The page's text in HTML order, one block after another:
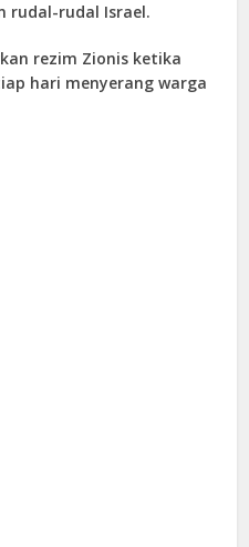
rudal-rudal Israel.
rezim Zionis ketika
hari menyerang warga